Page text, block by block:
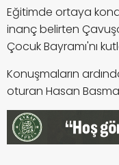
Eğitimde ortaya
inanç belirten
Çocuk Bayramı'nı
Konuşmaların
oturan Hasan